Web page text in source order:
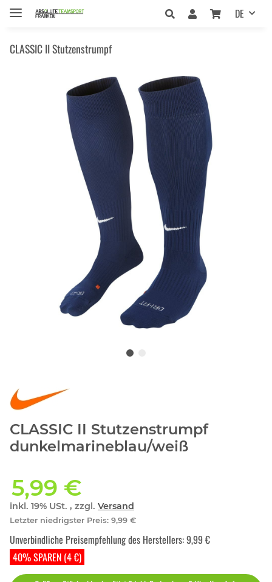
DE
CLASSIC II Stutzenstrumpf
CLASSIC II Stutzenstrumpf
dunkelmarineblau/weiß
5,99 €
inkl. 19% USt. , zzgl. Versand
Letzter niedrigster Preis: 9,99 €
40% SPAREN (4 €)
Unverbindliche Preisempfehlung des Herstellers:9,99 €